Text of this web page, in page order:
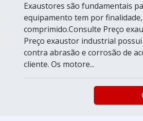
Exaustores são fundamentais
equipamento tem por
comprimido.Consulte Preço
Preço exaustor industrial
contra abrasão e corrosão de
cliente. Os motore...